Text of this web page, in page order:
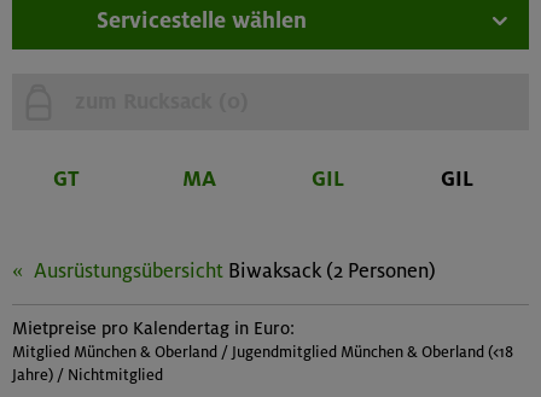
Servicestelle wählen
GT MA GIL GIL
Ausrüstungsübersicht Biwaksack (2 Personen)
Mietpreise pro Kalendertag in Euro:
Mitglied München & Oberland / Jugendmitglied München & Oberland (<18
Jahre) / Nichtmitglied